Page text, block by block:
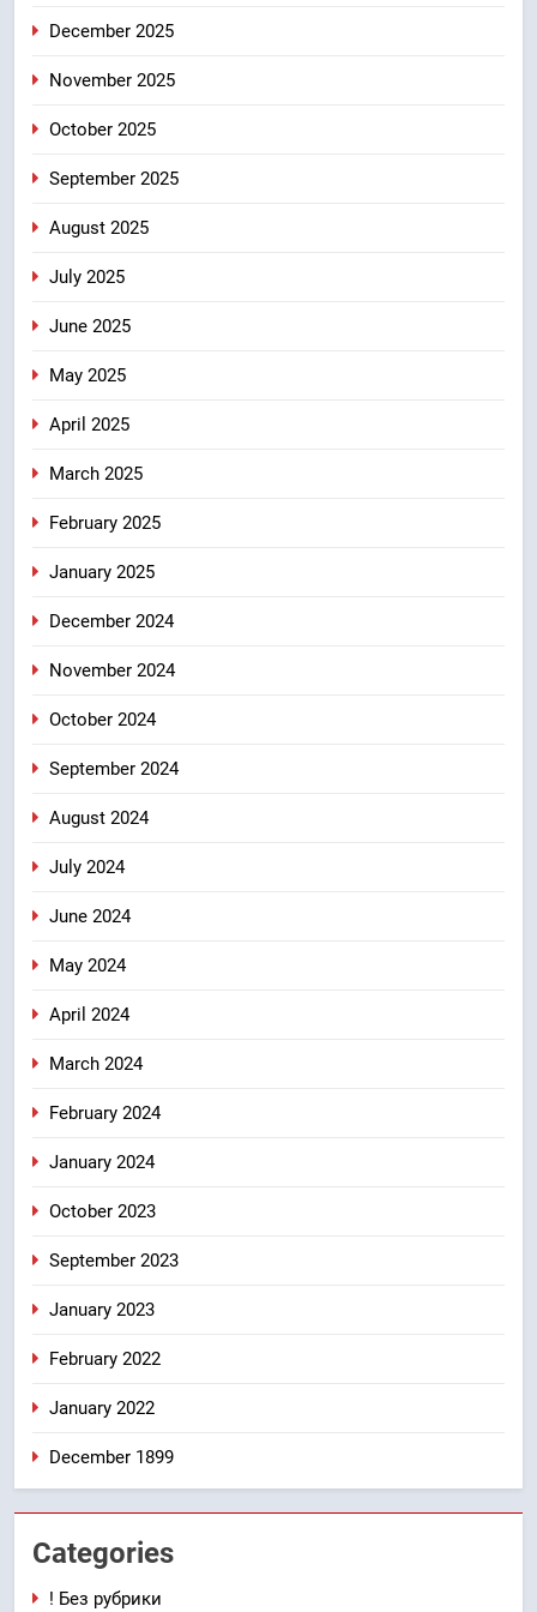
December 2025
November 2025
October 2025
September 2025
August 2025
July 2025
June 2025
May 2025
April 2025
March 2025
February 2025
January 2025
December 2024
November 2024
October 2024
September 2024
August 2024
July 2024
June 2024
May 2024
April 2024
March 2024
February 2024
January 2024
October 2023
September 2023
January 2023
February 2022
January 2022
December 1899
Categories
! Без рубрики